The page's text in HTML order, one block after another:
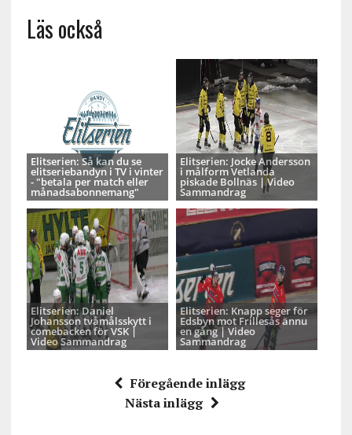
Läs också
Elitserien: Så kan du se
elitseriebandyn i TV i vinter
- "betala per match eller
månadsabonnemang"
Elitserien: Jocke Andersson
i målform Vetlanda
piskade Bollnäs | Video
Sammandrag
Elitserien: Daniel
Johansson tvåmålsskytt i
comebacken för VSK |
Video Sammandrag
Elitserien: Knapp seger för
Edsbyn mot Frillesås ännu
en gång | Video
Sammandrag
Föregående inlägg
Nästa inlägg